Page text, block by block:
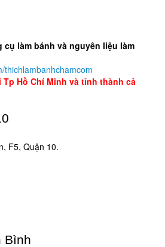
làm bánh và nguyên liệu làm
thichlambanhchamcom
Hồ Chí Minh và tỉnh thành cả
F5, Quận 10.
Bình